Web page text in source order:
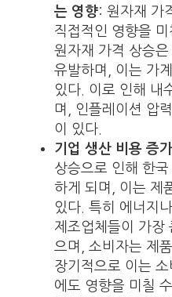
는 영향: 원자재 가
직접적인 영향을
원자재 가격 상승
유발하며, 이는 가
있다. 이로 인해 내
며, 인플레이션 압
이 있다.
기업 생산 비용 증
상승으로 인해 한
하게 되며, 이는 제
있다. 특히 에너지
제조업체들이 가장
으며, 소비자는 제
장기적으로 이는
에도 영향을 미칠